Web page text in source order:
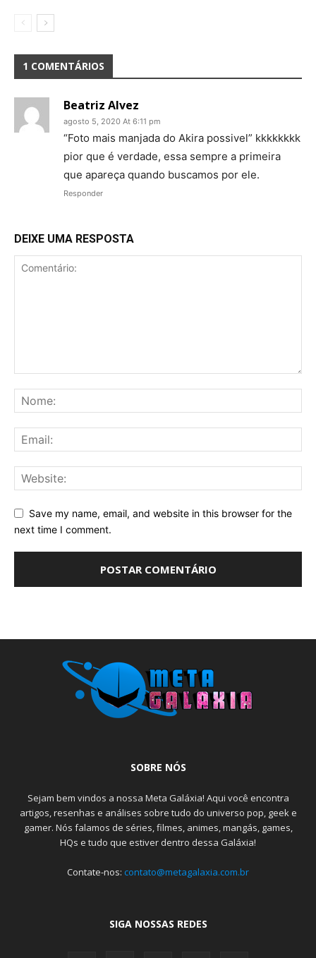
1 COMENTÁRIOS
Beatriz Alvez
agosto 5, 2020 At 6:11 pm
“Foto mais manjada do Akira possivel” kkkkkkkk
pior que é verdade, essa sempre a primeira
que apareça quando buscamos por ele.
Responder
DEIXE UMA RESPOSTA
Save my name, email, and website in this browser for the
next time I comment.
SOBRE NÓS
Sejam bem vindos a nossa Meta Galáxia! Aqui você encontra
artigos, resenhas e análises sobre tudo do universo pop, geek e
gamer. Nós falamos de séries, filmes, animes, mangás, games,
HQs e tudo que estiver dentro dessa Galáxia!
Contate-nos: contato@metagalaxia.com.br
SIGA NOSSAS REDES